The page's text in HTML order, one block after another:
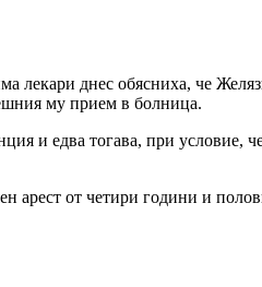
лекари днес обясниха, че
му прием в болница.
и едва тогава, при условие,
арест от четири години и